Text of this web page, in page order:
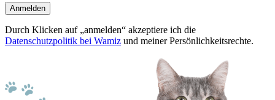
Anmelden
Durch Klicken auf „anmelden“ akzeptiere ich die
Datenschutzpolitik bei Wamiz und meiner Persönlichkeitsrechte.